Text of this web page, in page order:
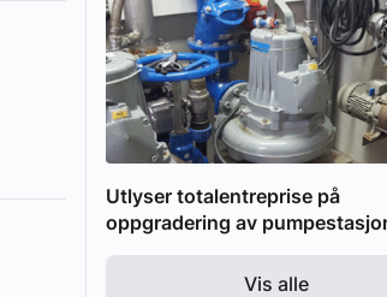
Utlyser totalentreprise på
oppgradering av
Vis alle